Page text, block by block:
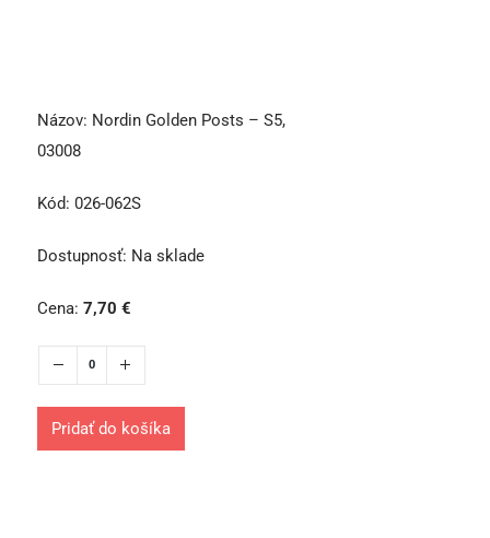
Názov: Nordin Golden Posts – S5,
03008
Kód: 026-062S
Dostupnosť: Na sklade
Cena: 7,70 €
Pridať do košíka